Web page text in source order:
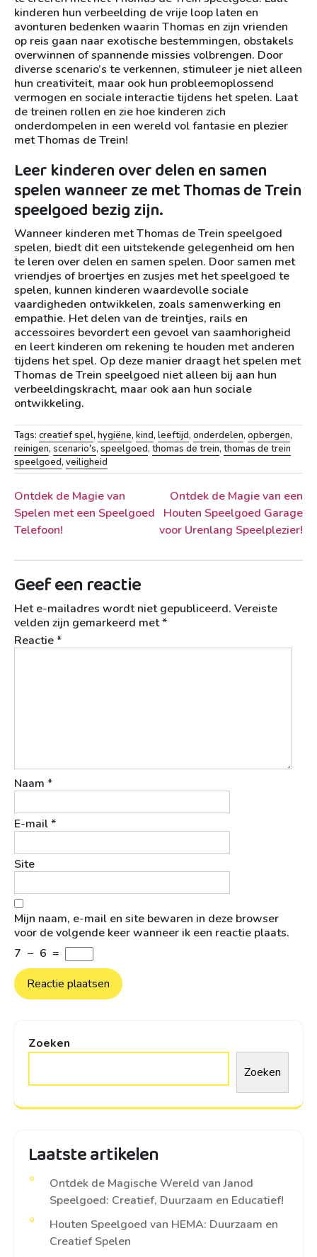
kinderen hun verbeelding de vrije loop laten en
avonturen bedenken waarin Thomas en zijn vrienden
op reis gaan naar exotische bestemmingen, obstakels
overwinnen of spannende missies volbrengen. Door
diverse scenario’s te verkennen, stimuleer je niet alleen
hun creativiteit, maar ook hun probleemoplossend
vermogen en sociale interactie tijdens het spelen. Laat
de treinen rollen en zie hoe kinderen zich
onderdompelen in een wereld vol fantasie en plezier
met Thomas de Trein!
Leer kinderen over delen en samen
spelen wanneer ze met Thomas de Trein
speelgoed bezig zijn.
Wanneer kinderen met Thomas de Trein speelgoed
spelen, biedt dit een uitstekende gelegenheid om hen
te leren over delen en samen spelen. Door samen met
vriendjes of broertjes en zusjes met het speelgoed te
spelen, kunnen kinderen waardevolle sociale
vaardigheden ontwikkelen, zoals samenwerking en
empathie. Het delen van de treintjes, rails en
accessoires bevordert een gevoel van saamhorigheid
en leert kinderen om rekening te houden met anderen
tijdens het spel. Op deze manier draagt het spelen met
Thomas de Trein speelgoed niet alleen bij aan hun
verbeeldingskracht, maar ook aan hun sociale
ontwikkeling.
Tags: creatief spel, hygiëne, kind, leeftijd, onderdelen, opbergen,
reinigen, scenario's, speelgoed, thomas de trein, thomas de trein
speelgoed, veiligheid
Berichtnavigatie
Ontdek de Magie van
Spelen met een Speelgoed
Telefoon!
Ontdek de Magie van een
Houten Speelgoed Garage
voor Urenlang Speelplezier!
Geef een reactie
Het e-mailadres wordt niet gepubliceerd. Vereiste
velden zijn gemarkeerd met*
Reactie*
Naam *
E-mail*
Site
Mijn naam, e-mail en site bewaren in deze browser
voor de volgende keer wanneer ik een reactie plaats.
7 − 6 =
Zoeken
Zoeken
Laatste artikelen
Ontdek de Magische Wereld van Janod
Speelgoed: Creatief, Duurzaam en Educatief!
Houten Speelgoed van HEMA: Duurzaam en
Creatief Spelen